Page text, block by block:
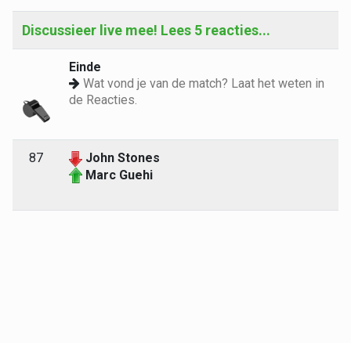
Discussieer live mee! Lees 5 reacties...
Einde
Wat vond je van de match? Laat het weten in
de Reacties.
87
John Stones
Marc Guehi